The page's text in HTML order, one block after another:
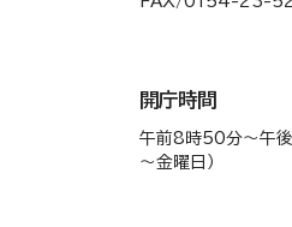
開庁時間
午前8時50分～午後
～金曜日）